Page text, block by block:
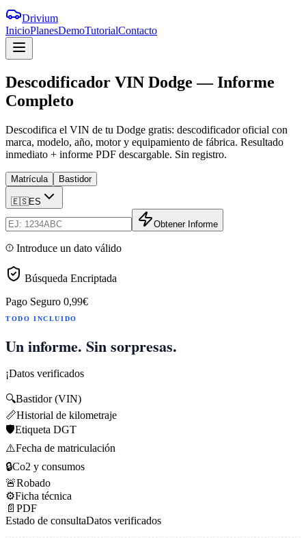
Drivium
InicioPlanesDemoTutorialContacto
Descodificador VIN Dodge—Informe
Completo
Descodifica el VIN de tu Dodge gratis: descodificador oficial con
marca, modelo, año, motor y equipamiento de fábrica. Resultado
inmediato + informe PDF descargable. Sin registro.
Matrícula Bastidor
🇪🇸ES
Obtener Informe
Introduce un dato válido
Búsqueda Encriptada
Pago Seguro 0,99€
TODO INCLUIDO
Un informe. Sin sorpresas.
¡Datos verificados
🔍Bastidor (VIN)
📏Historial de kilometraje
🛡️Etiqueta DGT
⚠️Fecha de matriculación
🔒Co2 y consumos
🚨Robado
⚙️Ficha técnica
📄 PDF
Estado de consultaDatos verificados